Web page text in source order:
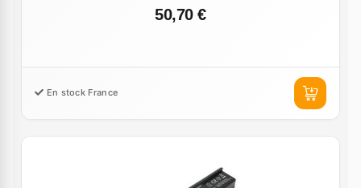
50,70 €
En stock France